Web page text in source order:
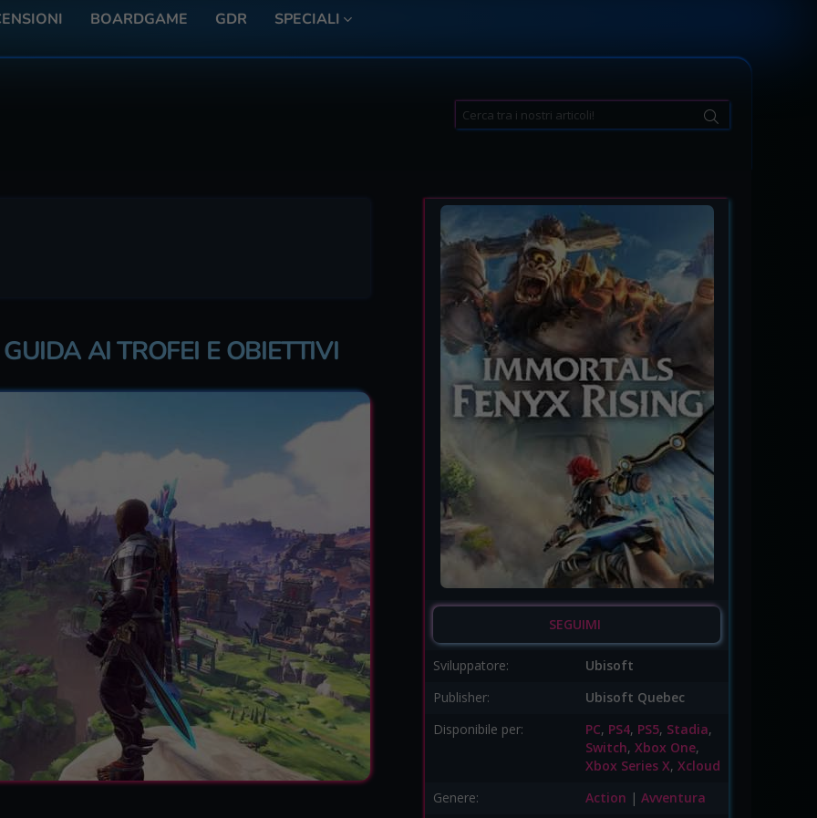
BOARDGAME GDR SPECIALI
Search
for:
AI TROFEI E OBIETTIVI
SEGUIMI
Sviluppatore:
Ubisoft
Publisher:
Ubisoft Quebec
Disponibile per:
PC, PS4, PS5, Stadia,
Switch, Xbox One,
Xbox Series X, Xcloud
Genere:
Action | Avventura